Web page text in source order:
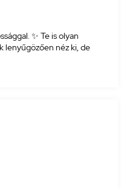
✨ Te is olyan
lenyűgözően néz ki, de